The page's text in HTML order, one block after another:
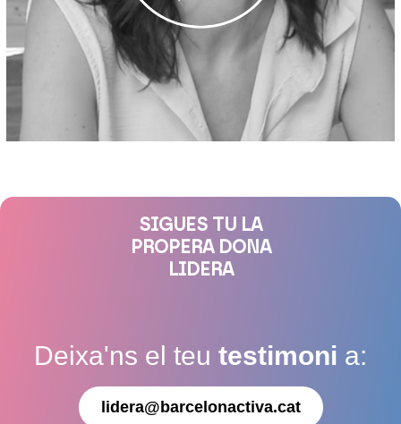
SIGUES TU LA
PROPERA DONA
LIDERA
Deixa'ns el teu testimoni a:
lidera@barcelonactiva.cat